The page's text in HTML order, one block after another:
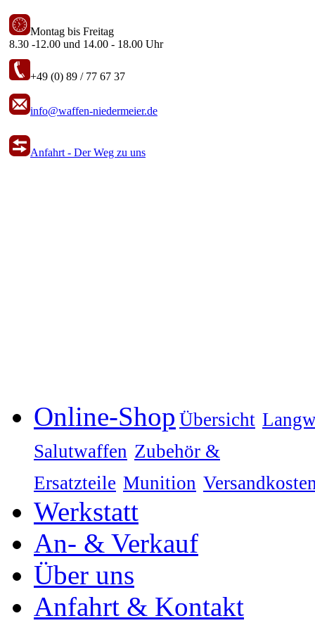
Montag bis Freitag
8.30 -12.00 und 14.00 - 18.00 Uhr
+49 (0) 89 / 77 67 37
info@waffen-niedermeier.de
Anfahrt - Der Weg zu uns
Online-Shop Übersicht
Salutwaffen Zubehör &
Ersatzteile Munition
Werkstatt
An- & Verkauf
Über uns
Anfahrt & Kontakt